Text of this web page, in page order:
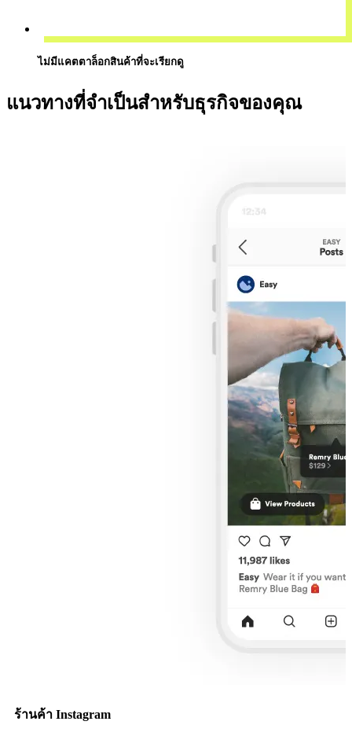
ไม่มีแคตตาล็อกสินค้าที่จะเรียกดู
แนวทางที่จำเป็นสำหรับธุรกิจของคุณ
ร้านค้า Instagram